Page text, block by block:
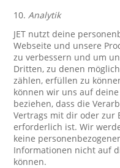
10.Analytik
JET nutzt deine
Webseite und unsere
zu verbessern und um
Dritten, zu denen
zählen, erfüllen zu
können wir uns auf
beziehen, dass die
Vertrags mit dir oder zur
erforderlich ist. Wir
keine
Informationen nicht auf
können.